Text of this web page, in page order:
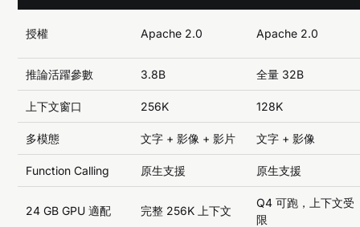
授權 Apache 2.0 Apache 2.0
推論活躍參數 3.8B 全量 32B
上下文窗口 256K 128K
多模態 文字 + 影像 + 影片 文字 + 影像
Function Calling 原生支援 原生支援
24 GB GPU 適配 完整 256K 上下文
Q4 可跑，上下文受
限